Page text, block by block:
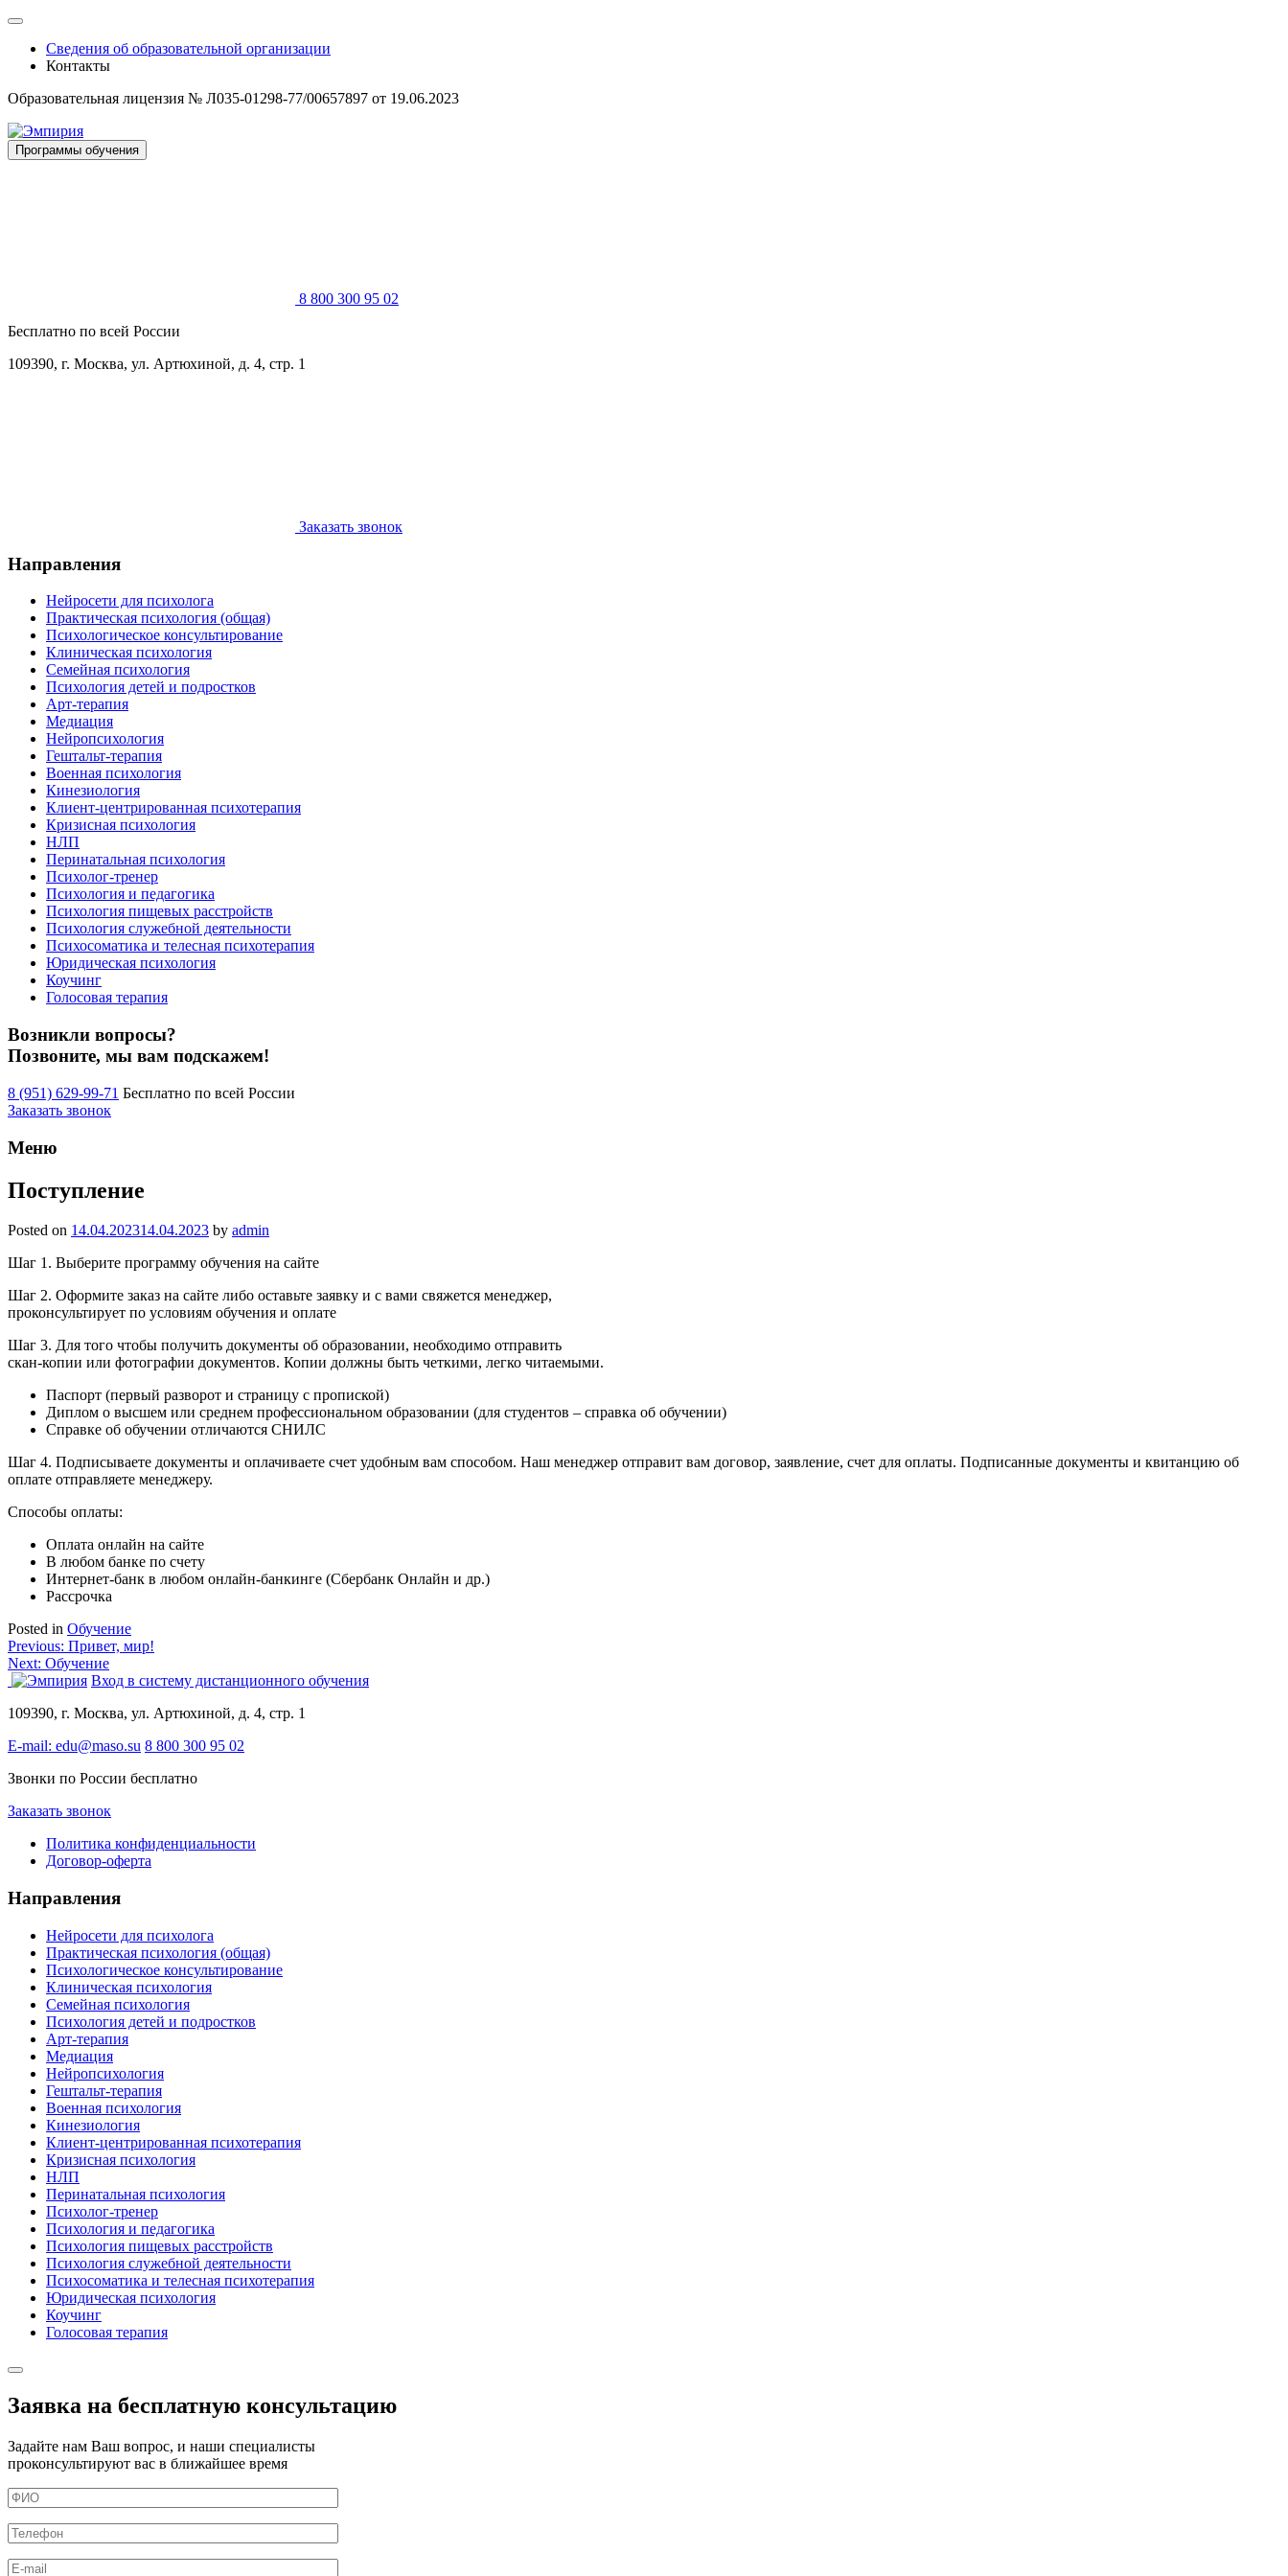
Skip
contentСведения об образовательной организации
Контакты
Образовательная лицензия № Л035-01298-77/00657897 от 19.06.2023
Программы обучения
8 800 300 95 02
Бесплатно по всей России
109390, г. Москва, ул. Артюхиной, д. 4, стр. 1
Заказать звонок
Направления
Нейросети для психолога
Практическая психология (общая)
Психологическое консультирование
Клиническая психология
Семейная психология
Психология детей и подростков
Арт-терапия
Медиация
Нейропсихология
Гештальт-терапия
Военная психология
Кинезиология
Клиент-центрированная психотерапия
Кризисная психология
НЛП
Перинатальная психология
Психолог-тренер
Психология и педагогика
Психология пищевых расстройств
Психология служебной деятельности
Психосоматика и телесная психотерапия
Юридическая психология
Коучинг
Голосовая терапия
Возникли вопросы?
Позвоните, мы вам подскажем!
8 (951) 629-99-71 Бесплатно по всей России
Заказать звонок
Меню
Поступление
Posted on 14.04.202314.04.2023 by admin
Шаг 1. Выберите программу обучения на сайте
Шаг 2. Оформите заказ на сайте либо оставьте заявку и с вами свяжется менеджер,
проконсультирует по условиям обучения и оплате
Шаг 3. Для того чтобы получить документы об образовании, необходимо отправить
скан-копии или фотографии документов. Копии должны быть четкими, легко читаемыми.
Паспорт (первый разворот и страницу с пропиской)
Диплом о высшем или среднем профессиональном образовании (для студентов – справка об обучении)
Справке об обучении отличаются СНИЛС
Шаг 4. Подписываете документы и оплачиваете счет удобным вам способом. Наш менеджер отправит вам договор, заявление, счет для оплаты. Подписанные документы и квитанцию об
оплате отправляете менеджеру.
Способы оплаты:
Оплата онлайн на сайте
В любом банке по счету
Интернет-банк в любом онлайн-банкинге (Сбербанк Онлайн и др.)
Рассрочка
Posted in Обучение
Навигация
по
записям
Previous: Привет, мир!
Next: Обучение
Вход в систему дистанционного обучения
109390, г. Москва, ул. Артюхиной, д. 4, стр. 1
E-mail: edu@maso.su 8 800 300 95 02
Звонки по России бесплатно
Заказать звонок
Политика конфиденциальности
Договор-оферта
Направления
Нейросети для психолога
Практическая психология (общая)
Психологическое консультирование
Клиническая психология
Семейная психология
Психология детей и подростков
Арт-терапия
Медиация
Нейропсихология
Гештальт-терапия
Военная психология
Кинезиология
Клиент-центрированная психотерапия
Кризисная психология
НЛП
Перинатальная психология
Психолог-тренер
Психология и педагогика
Психология пищевых расстройств
Психология служебной деятельности
Психосоматика и телесная психотерапия
Юридическая психология
Коучинг
Голосовая терапия
Заявка на бесплатную консультацию
Задайте нам Ваш вопрос, и наши специалисты
проконсультируют вас в ближайшее время